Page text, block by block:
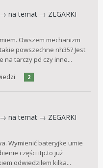
→ na temat → ZEGARKI
Owszem mechanizm
powszechne nh35? Jest
na tarczy pd czy inne...
2
→ na temat → ZEGARKI
Wymienić bateryjke umie
części itp.to już
odwiedziłem kilka...